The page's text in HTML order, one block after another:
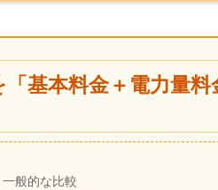
「基本料金＋電力量
一般的な比較